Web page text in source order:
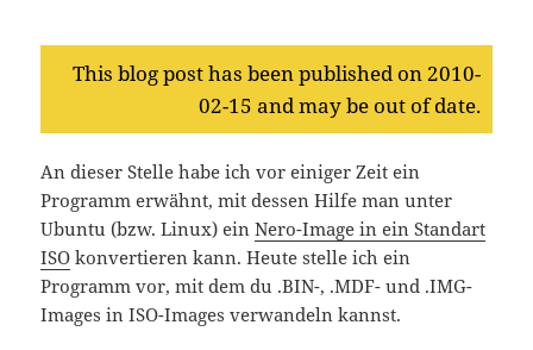
This blog post has been published on 2010-
02-15 and may be out of date.
An dieser Stelle habe ich vor einiger Zeit ein
Programm erwähnt, mit dessen Hilfe man unter
Ubuntu (bzw. Linux) einNero-Image in ein Standart
ISO konvertieren kann. Heute stelle ich ein
Programm vor, mit dem du .BIN-, .MDF- und .IMG-
Images in ISO-Images verwandeln kannst.